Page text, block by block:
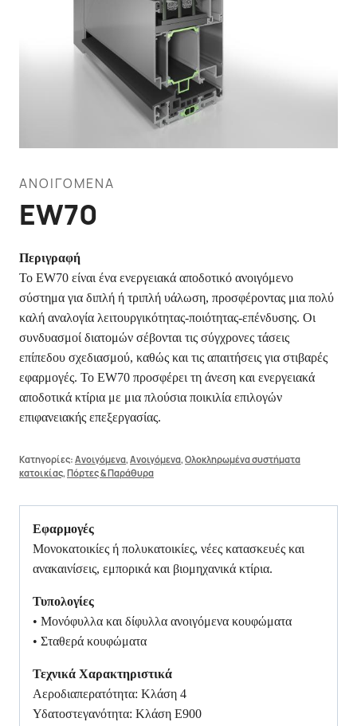
ΑΝΟΙΓΌΜΕΝΑ
EW70
Περιγραφή
Το EW70 είναι ένα ενεργειακά αποδοτικό ανοιγόμενο
σύστημα για διπλή ή τριπλή υάλωση, προσφέροντας μια πολύ
καλή αναλογία λειτουργικότητας-ποιότητας-επένδυσης. Οι
συνδυασμοί διατομών σέβονται τις σύγχρονες τάσεις
επίπεδου σχεδιασμού, καθώς και τις απαιτήσεις για στιβαρές
εφαρμογές. Το EW70 προσφέρει τη άνεση και ενεργειακά
αποδοτικά κτίρια με μια πλούσια ποικιλία επιλογών
επιφανειακής επεξεργασίας.
Κατηγορίες: Ανοιγόμενα, Ανοιγόμενα, Ολοκληρωμένα συστήματα
κατοικίας, Πόρτες & Παράθυρα
Εφαρμογές
Μονοκατοικίες ή πολυκατοικίες, νέες κατασκευές και
ανακαινίσεις, εμπορικά και βιομηχανικά κτίρια.
Τυπολογίες
• Μονόφυλλα και δίφυλλα ανοιγόμενα κουφώματα
• Σταθερά κουφώματα
Τεχνικά Χαρακτηριστικά
Αεροδιαπερατότητα: Κλάση 4
Υδατοστεγανότητα: Κλάση E900